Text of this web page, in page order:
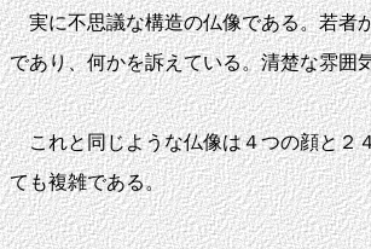
実に不思議な構造の仏像である。若者
であり、何かを訴えている。清楚な雰囲
これと同じような仏像は４つの顔と２
ても複雑である。